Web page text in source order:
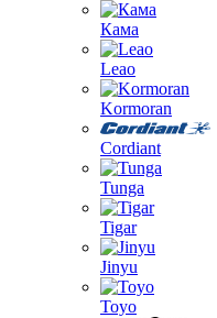
Кама
Leao
Kormoran
Cordiant
Tunga
Tigar
Jinyu
Toyo